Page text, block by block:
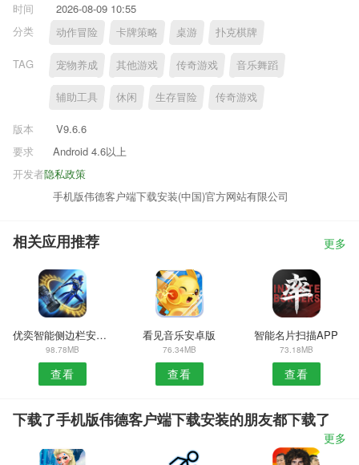
时间
2026-08-09 10:55
分类
动作冒险 卡牌策略 桌游 扑克棋牌
TAG 宠物养成 其他游戏 传奇游戏 音乐舞蹈
辅助工具 休闲 生存冒险 传奇游戏
版本
V9.6.6
要求
Android 4.6以上
隐私政策
开发者
手机版伟德客户端下载安装(中国)官方网站有限公司
相关应用推荐 更多
优奕智能侧边栏安卓版
98.78MB
查看
看见音乐安卓版
76.34MB
查看
智能名片扫描APP
73.18MB
查看
下载了手机版伟德客户端下载安装的朋友都下载了
更多